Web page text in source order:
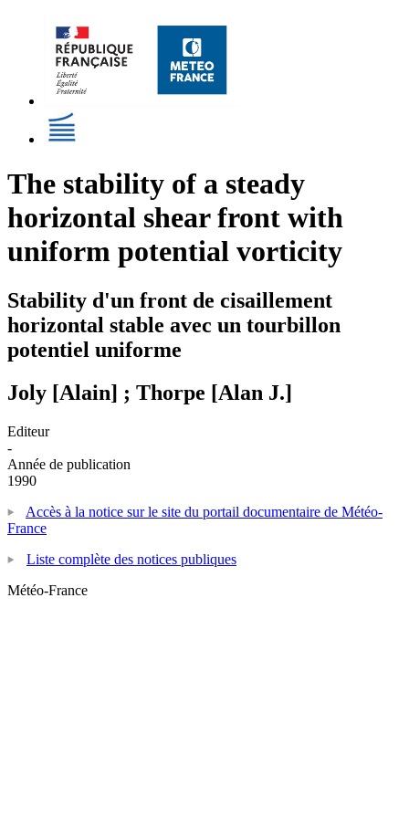
The stability of a steady
horizontal shear front with
uniform potential vorticity
Stability d'un front de cisaillement
horizontal stable avec un tourbillon
potentiel uniforme
Joly [Alain] ; Thorpe [Alan J.]
Editeur
-
Année de publication
1990
Accès à la notice sur le site du portail documentaire de Météo-
France
Liste complète des notices publiques
Météo-France